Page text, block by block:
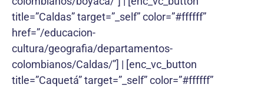
title=”Caldas” target=”_self” color=”#ffffff”
href=”/educacion-
cultura/geografia/departamentos-
colombianos/Caldas/”] | [enc_vc_button
title=”Caquetá” target=”_self” color=”#ffffff”